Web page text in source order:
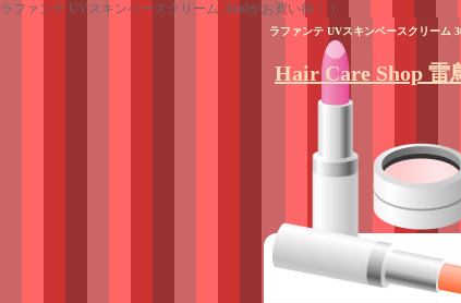
ラファンテ UVスキンベースクリーム 30mlがお買い得！！
ラファンテ UVスキンベースクリーム
Hair Care Shop 雷